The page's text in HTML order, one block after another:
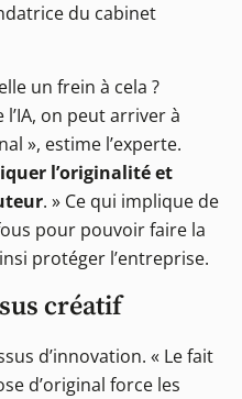
du cabinet
un frein à cela ?
on peut arriver à
», estime l’experte.
l’originalité et
. » Ce qui implique de
pour pouvoir faire la
protéger l’entreprise.
créatif
d’innovation. « Le fait
d’original force les